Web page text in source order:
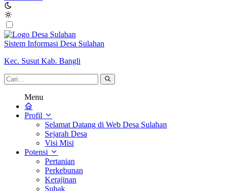
Sistem Informasi Desa Sulahan
Kec. Susut Kab. Bangli
Menu
Profil
Selamat Datang di Web Desa Sulahan
Sejarah Desa
Visi Misi
Potensi
Pertanian
Perkebunan
Kerajinan
Subak